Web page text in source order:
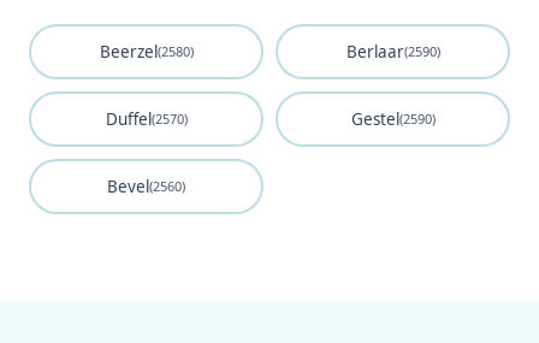
Beerzel(2580) Berlaar(2590)
Duffel(2570) Gestel(2590)
Bevel(2560)